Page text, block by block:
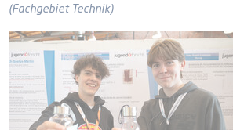
(Fachgebiet Technik)